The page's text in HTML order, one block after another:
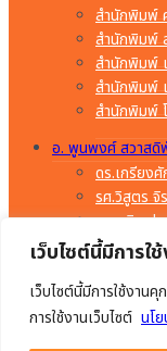
เว็บไซต์นี้มีการใ
เว็บไซต์นี้มีการใช้งาน
การใช้งานเว็บไซต์ นโ
สำนักพิมพ์
สำนักพิมพ์
สำนักพิมพ์
สำนักพิมพ์
สำนักพิมพ์
อ. พูนพงศ์ สวาสดิ
ดร.เกรียง
รศ.วิสูตร จิ
อ.พรจิต ป
อ.มงคล ท
อ.ยรรยง
อ.สำราญ ค
อ.อร่าม เริ